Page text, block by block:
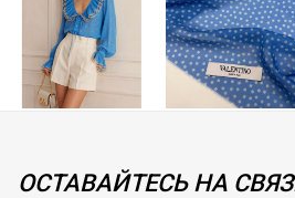
ОСТАВАЙТЕСЬ НА